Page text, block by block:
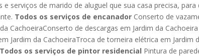
e serviços de marido de aluguel que sua casa precisa,
Todos os serviços de encanador Conserto de
CachoeiraConserto de descargas em Jardim da Cachoeira
Jardim da CachoeiraTroca de torneira elétrica em
Todos os serviços de pintor residencial Pintura de